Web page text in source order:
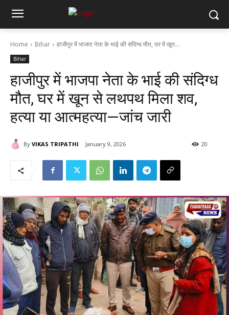
Home Bihar हाजीपुर में भाजपा नेता के भाई की संदिग्ध मौत, घर में खून...
Bihar
हाजीपुर में भाजपा नेता के भाई की संदिग्ध
मौत, घर में खून से लथपथ मिला शव,
हत्या या आत्महत्या—जांच जारी
By VIKAS TRIPATHI January 9, 2026 20